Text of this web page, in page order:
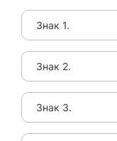
Знак 1.
Знак 2.
Знак 3.